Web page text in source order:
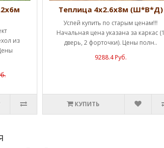
из
Теплица 4х2.6х8м (Ш*В*Д)
Успей купить по старым ценам!!!
Начальная цена указана за каркас (1
дверь, 2 форточки). Цены полн..
9288.4 Руб.
КУПИТЬ